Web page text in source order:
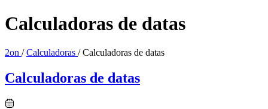
Calculadoras de datas
2on / Calculadoras / Calculadoras de datas
Calculadoras de datas